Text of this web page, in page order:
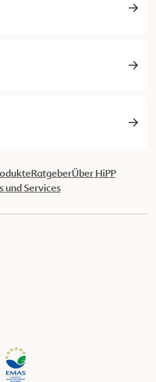
RatgeberÜber HiPP
und Services